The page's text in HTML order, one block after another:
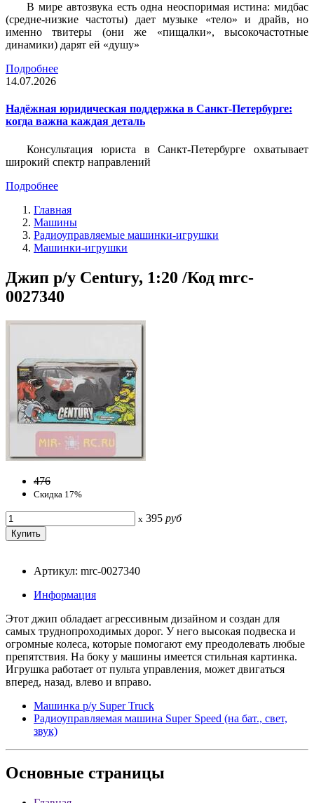
В мире автозвука есть одна неоспоримая истина: мидбас
(средне-низкие частоты) дает музыке «тело» и драйв, но
именно твитеры (они же «пищалки», высокочастотные
динамики) дарят ей «душу»
Подробнее
14.07.2026
Надёжная юридическая поддержка в Санкт-Петербурге:
когда важна каждая деталь
Консультация юриста в Санкт-Петербурге охватывает
широкий спектр направлений
Подробнее
Главная
Машины
Радиоуправляемые машинки-игрушки
Машинки-игрушки
Джип р/у Century, 1:20 /Код mrc-
0027340
476
Скидка 17%
x 395 руб
Артикул: mrc-0027340
Информация
Этот джип обладает агрессивным дизайном и создан для
самых труднопроходимых дорог. У него высокая подвеска и
огромные колеса, которые помогают ему преодолевать любые
препятствия. На боку у машины имеется стильная картинка.
Игрушка работает от пульта управления, может двигаться
вперед, назад, влево и вправо.
Машинка р/у Super Truck
Радиоуправляемая машина Super Speed (на бат., свет,
звук)
Основные страницы